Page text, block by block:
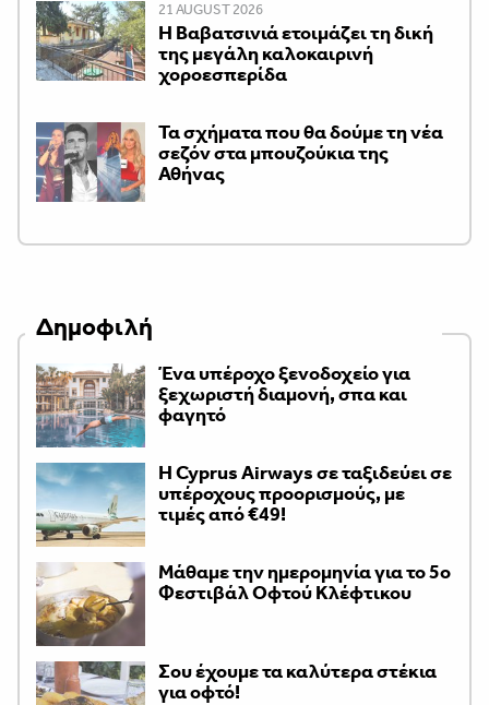
21 AUGUST 2026
Η Βαβατσινιά ετοιμάζει τη δική
της μεγάλη καλοκαιρινή
χοροεσπερίδα
Τα σχήματα που θα δούμε τη νέα
σεζόν στα μπουζούκια της
Αθήνας
Δημοφιλή
Ένα υπέροχο ξενοδοχείο για
ξεχωριστή διαμονή, σπα και
φαγητό
H Cyprus Airways σε ταξιδεύει σε
υπέροχους προορισμούς, με
τιμές από €49!
Μάθαμε την ημερομηνία για το 5ο
Φεστιβάλ Οφτού Κλέφτικου
Σου έχουμε τα καλύτερα στέκια
για οφτό!